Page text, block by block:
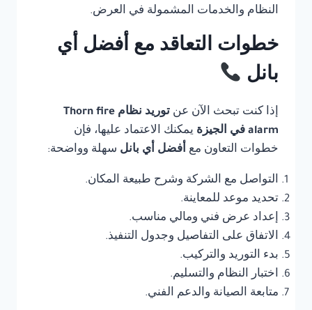
النظام والخدمات المشمولة في العرض.
خطوات التعاقد مع أفضل أي
بانل
إذا كنت تبحث الآن عن
توريد نظام Thorn fire
alarm في الجيزة
يمكنك الاعتماد عليها، فإن
خطوات التعاون مع أفضل أي بانل سهلة وواضحة:
التواصل مع الشركة وشرح طبيعة المكان.
تحديد موعد للمعاينة.
إعداد عرض فني ومالي مناسب.
الاتفاق على التفاصيل وجدول التنفيذ.
بدء التوريد والتركيب.
اختبار النظام والتسليم.
متابعة الصيانة والدعم الفني.